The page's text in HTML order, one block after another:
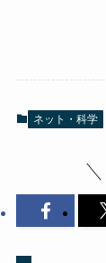
ネット・科学